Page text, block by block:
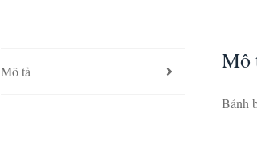
Mô tả Mô
Bánh